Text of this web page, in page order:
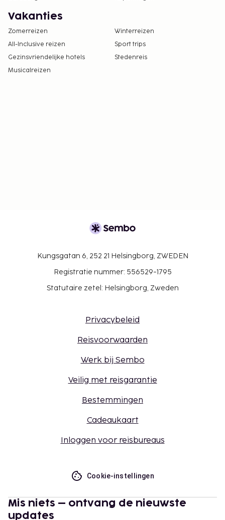
Vakanties
Zomerreizen
Winterreizen
All-Inclusive reizen
Sport trips
Gezinsvriendelijke hotels
Stedenreis
Musicalreizen
Kungsgatan 6, 252 21 Helsingborg, ZWEDEN
Registratie nummer: 556529-1795
Statutaire zetel: Helsingborg, Zweden
Privacybeleid
Reisvoorwaarden
Werk bij Sembo
Veilig met reisgarantie
Bestemmingen
Cadeaukaart
Inloggen voor reisbureaus
Cookie-instellingen
Mis niets – ontvang de nieuwste
updates